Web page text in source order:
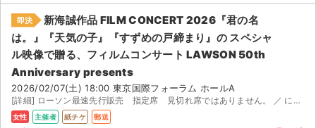
即決
新海誠作品 FILM CONCERT 2026『君の名
は。』『天気の子』『すずめの戸締まり』の スペシャ
ル映像で贈る、フィルムコンサート LAWSON 50th
Anniversary presents
2026/02/07(土) 18:00 東京国際フォーラム ホールA
[詳細] ローソン最速先行販売 指定席 見切れ席ではありません。 ／ にチケット発行し、レターパックプ...
女性 主催者 紙チケ 郵送